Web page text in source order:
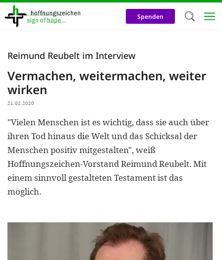
Direkt
zum
Inhalt
Spenden
Reimund Reubelt im Interview
Vermachen, weitermachen, weiter
wirken
21.02.2020
"Vielen Menschen ist es wichtig, dass sie auch über
ihren Tod hinaus die Welt und das Schicksal der
Menschen positiv mitgestalten", weiß
Hoffnungszeichen-Vorstand Reimund Reubelt. Mit
einem sinnvoll gestalteten Testament ist das
möglich.
Wir
nutzen
helfen